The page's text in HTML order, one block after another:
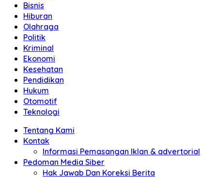
Informasi
Terkini
untuk
Anda"
Bisnis
Hiburan
Olahraga
Politik
Kriminal
Ekonomi
Kesehatan
Pendidikan
Hukum
Otomotif
Teknologi
Tentang Kami
Kontak
Informasi Pemasangan Iklan & advertorial
Pedoman Media Siber
Hak Jawab Dan Koreksi Berita